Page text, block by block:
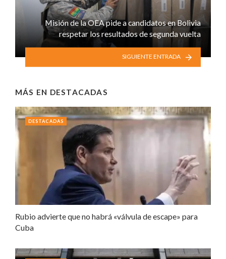
Misión de la OEA pide a candidatos en Bolivia
respetar los resultados de segunda vuelta
SIGUIENTE ENTRADA
MÁS EN DESTACADAS
Rubio advierte que no habrá «válvula de escape» para
Cuba
DESTACADAS